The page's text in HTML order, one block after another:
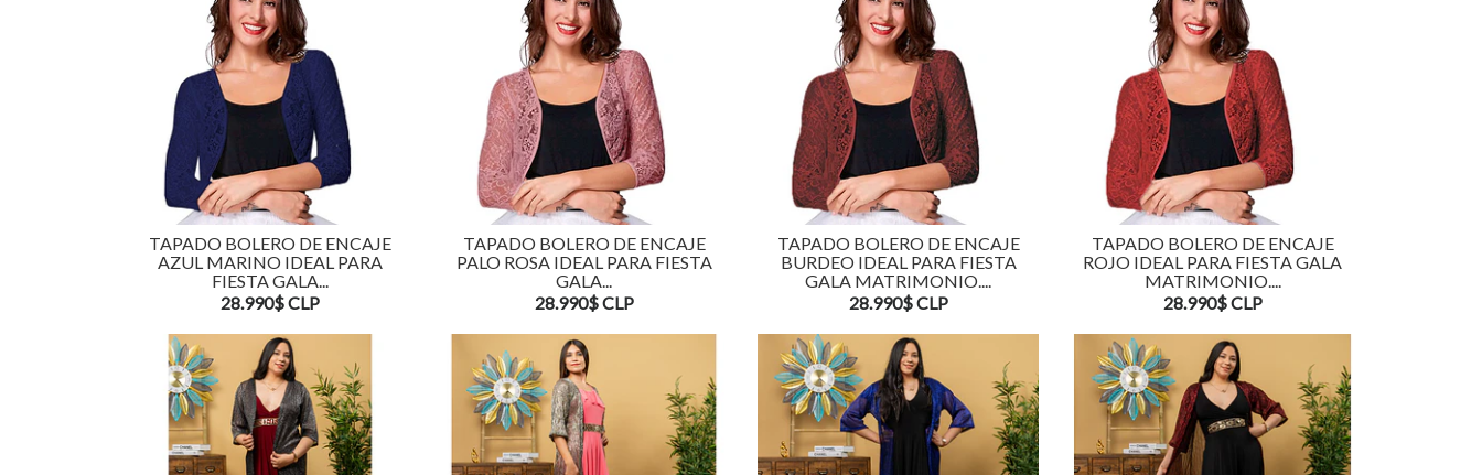
TAPADO BOLERO DE ENCAJE
AZUL MARINO IDEAL PARA
FIESTA GALA...
28.990$ CLP
TAPADO BOLERO DE ENCAJE
PALO ROSA IDEAL PARA FIESTA
GALA...
28.990$ CLP
TAPADO BOLERO DE ENCAJE
BURDEO IDEAL PARA FIESTA
GALA MATRIMONIO....
28.990$ CLP
TAPADO BOLERO DE ENCAJE
ROJO IDEAL PARA FIESTA GALA
MATRIMONIO....
28.990$ CLP